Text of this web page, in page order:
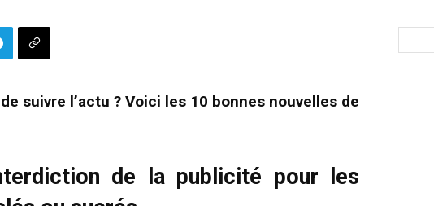
suivre l’actu ? Voici les 10 bonnes nouvelles de
de la publicité pour les